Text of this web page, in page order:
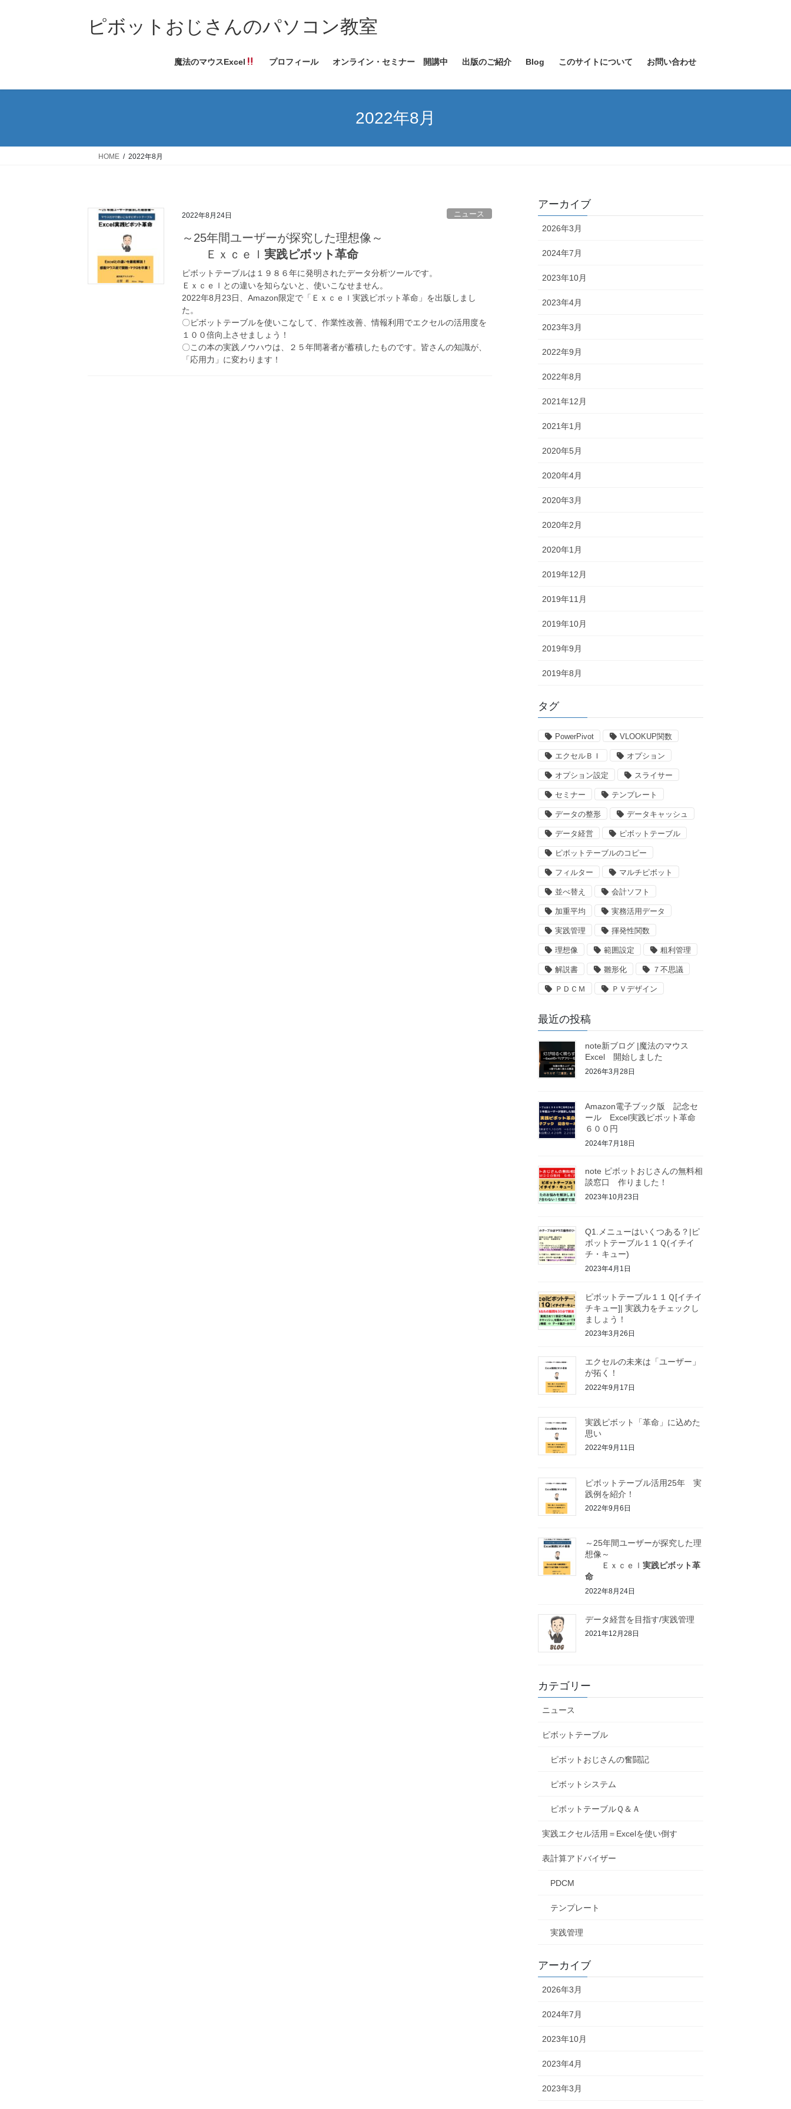
ス
ン
ピボットおじさんのパソコン教室
魔法のマウスExcel プロフィール オンライン・セミナー 開講中 出版のご紹介 Blog このサイトについて お問い合わせ
2022年8月
HOME 2022年8月
2022年8月24日 ニュース
～25年間ユーザーが探究した理想像～
Ｅｘｃｅｌ実践ピボット革命
ピボットテーブルは１９８６年に発明されたデータ分析ツールです。
Ｅｘｃｅｌとの違いを知らないと、使いこなせません。
2022年8月23日、Amazon限定で「Ｅｘｃｅｌ実践ピボット革命」を出版しまし
た。
〇ピボットテーブルを使いこなして、作業性改善、情報利用でエクセルの活用度を
１００倍向上させましょう！
〇この本の実践ノウハウは、２５年間著者が蓄積したものです。皆さんの知識が、
「応用力」に変わります！
アーカイブ
2026年3月
2024年7月
2023年10月
2023年4月
2023年3月
2022年9月
2022年8月
2021年12月
2021年1月
2020年5月
2020年4月
2020年3月
2020年2月
2020年1月
2019年12月
2019年11月
2019年10月
2019年9月
2019年8月
タグ
PowerPivot VLOOKUP関数
エクセルＢＩ オプション
オプション設定 スライサー
セミナー テンプレート
データの整形 データキャッシュ
データ経営 ピボットテーブル
ピボットテーブルのコピー
フィルター マルチピボット
並べ替え 会計ソフト
加重平均 実務活用データ
実践管理 揮発性関数
理想像 範囲設定 粗利管理
解説書 雛形化 ７不思議
ＰＤＣＭ ＰＶデザイン
最近の投稿
note新ブログ |魔法のマウス
Excel 開始しました
2026年3月28日
Amazon電子ブック版 記念セ
ール Excel実践ピボット革命
６００円
2024年7月18日
note ピボットおじさんの無料相
談窓口 作りました！
2023年10月23日
Q1.メニューはいくつある？|ピ
ボットテーブル１１Ｑ(イチイ
チ・キュー)
2023年4月1日
ピボットテーブル１１Ｑ[イチイ
チキュー]| 実践力をチェックし
ましょう！
2023年3月26日
エクセルの未来は「ユーザー」
が拓く！
2022年9月17日
実践ピボット「革命」に込めた
思い
2022年9月11日
ピボットテーブル活用25年 実
践例を紹介！
2022年9月6日
～25年間ユーザーが探究した理
想像～
Ｅｘｃｅｌ実践ピボット革
命
2022年8月24日
データ経営を目指す/実践管理
2021年12月28日
カテゴリー
ニュース
ピボットテーブル
ピボットおじさんの奮闘記
ピボットシステム
ピボットテーブルＱ＆Ａ
実践エクセル活用＝Excelを使い倒す
表計算アドバイザー
PDCM
テンプレート
実践管理
アーカイブ
2026年3月
2024年7月
2023年10月
2023年4月
2023年3月